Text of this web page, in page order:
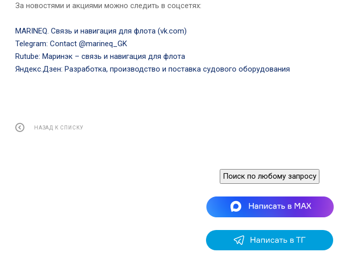
За новостями и акциями можно следить в соцсетях:
MARINEQ. Связь и навигация для флота (vk.com)
Telegram: Contact @marineq_GK
Rutube: Маринэк – связь и навигация для флота
Яндекс.Дзен: Разработка, производство и поставка судового оборудования
НАЗАД К СПИСКУ
Поиск по любому запросу